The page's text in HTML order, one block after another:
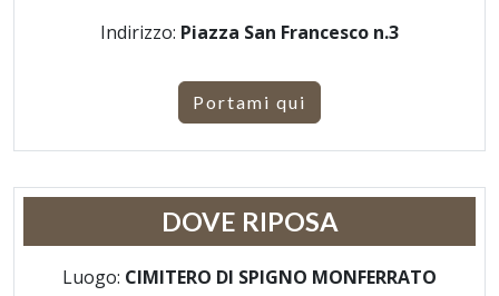
Indirizzo: Piazza San Francesco n.3
Portami qui
DOVE RIPOSA
Luogo: CIMITERO DI SPIGNO MONFERRATO